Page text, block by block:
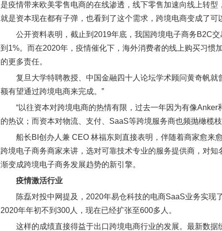
是疫情带来欧美零售电商的在线渗透，线下零售加速向线上转
就是资本现在都有子弹，也看到了这个需求，跨境电商变成了可
公开资料表明，截止到2019年底，我国跨境电子商务B2C
到1%。而在2020年，疫情催化下，海外消费者的线上购买习惯
的更多责任。
复旦大学特聘教授、中国金融四十人论坛学术顾问黄奇帆
额有望通过跨境电商来完成。”
“以往资本对跨境电商的热情有限，过去一年因为有像
的热议；而资本对物流、支付、SaaS等跨境服务商也频抛橄榄
船长BI创办人兼 CEO 林福东则直接表明，伴随着商家愈来
跨境电子商务商家来讲，选对可靠技术专业的服务提供商，对
渐变成跨境电子商务发展趋势的新引擎。
疫情激活行业
陈磊对投中网提及，2020年易仓科技的电商SaaS业务实
2020年年初不到300人，现在已经扩张至600多人。
这样的成绩直接得益于出口跨境电商行业的发展。最新数